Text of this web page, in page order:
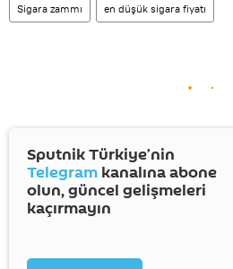
Sigara zammı en düşük sigara fiyatı
Sputnik Türkiye’nin
Telegram kanalına abone
olun, güncel gelişmeleri
kaçırmayın